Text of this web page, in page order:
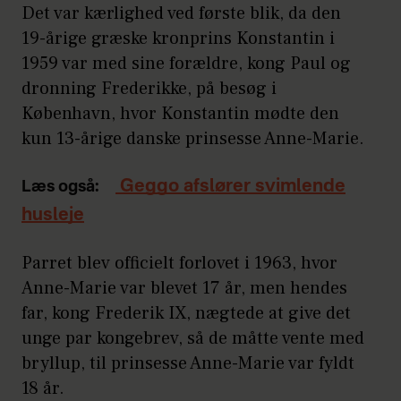
Det var kærlighed ved første blik, da den
19-årige græske kronprins Konstantin i
1959 var med sine forældre, kong Paul og
dronning Frederikke, på besøg i
København, hvor Konstantin mødte den
kun 13-årige danske prinsesse Anne-Marie.
Læs også:
Geggo afslører svimlende
husleje
Parret blev officielt forlovet i 1963, hvor
Anne-Marie var blevet 17 år, men hendes
far, kong Frederik IX, nægtede at give det
unge par kongebrev, så de måtte vente med
bryllup, til prinsesse Anne-Marie var fyldt
18 år.